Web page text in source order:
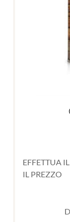
EFFETTUA IL
IL PREZZO